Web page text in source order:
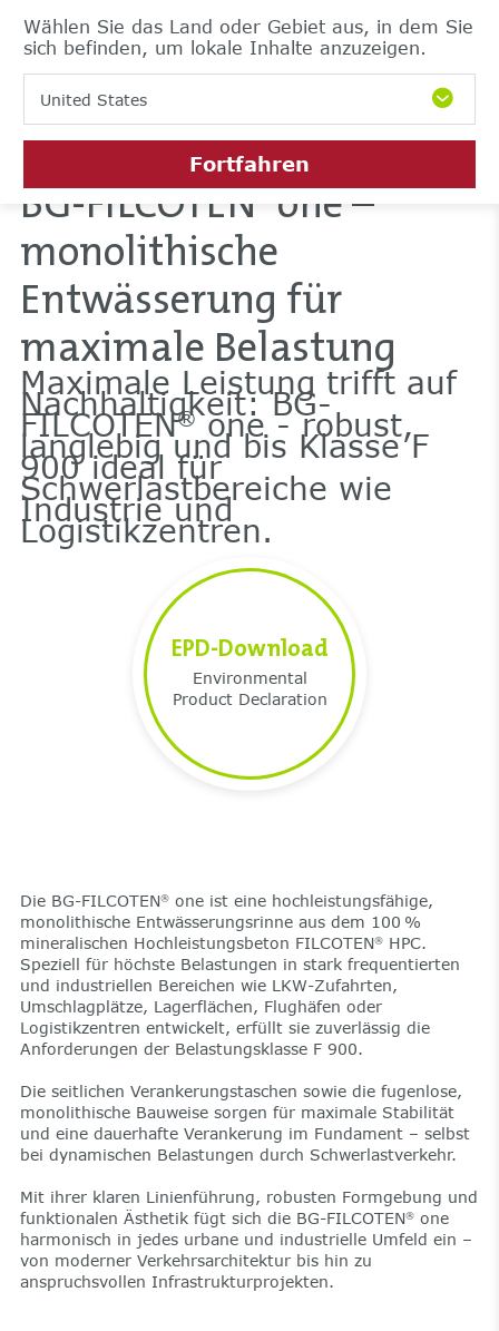
Wählen Sie das Land oder Gebiet aus, in dem Sie
sich befinden, um lokale Inhalte anzuzeigen.
United States
Fortfahren
BG-FILCOTEN®one –
monolithische
Entwässerung für
maximale Belastung
Maximale Leistung trifft auf
Nachhaltigkeit: BG-
FILCOTEN®one - robust,
langlebig und bis Klasse F
900 ideal für
Schwerlastbereiche wie
Industrie und
Logistikzentren.
EPD-Download
Environmental
Product Declaration
Die BG-FILCOTEN®one ist eine hochleistungsfähige,
monolithische Entwässerungsrinne aus dem 100 %
mineralischen Hochleistungsbeton FILCOTEN®HPC.
Speziell für höchste Belastungen in stark frequentierten
und industriellen Bereichen wie LKW-Zufahrten,
Umschlagplätze, Lagerflächen, Flughäfen oder
Logistikzentren entwickelt, erfüllt sie zuverlässig die
Anforderungen der Belastungsklasse F 900.
Die seitlichen Verankerungstaschen sowie die fugenlose,
monolithische Bauweise sorgen für maximale Stabilität
und eine dauerhafte Verankerung im Fundament – selbst
bei dynamischen Belastungen durch Schwerlastverkehr.
Mit ihrer klaren Linienführung, robusten Formgebung und
funktionalen Ästhetik fügt sich die BG-FILCOTEN®one
harmonisch in jedes urbane und industrielle Umfeld ein –
von moderner Verkehrsarchitektur bis hin zu
anspruchsvollen Infrastrukturprojekten.